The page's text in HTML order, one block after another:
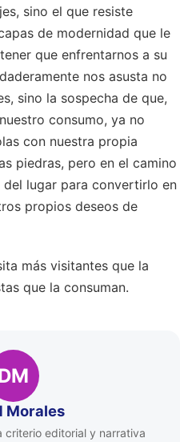
sino el que resiste
de modernidad que le
que enfrentarnos a su
nos asusta no
sino la sospecha de que,
consumo, ya no
con nuestra propia
piedras, pero en el camino
lugar para convertirlo en
propios deseos de
más visitantes que la
que la consuman.
Morales
criterio editorial y narrativa